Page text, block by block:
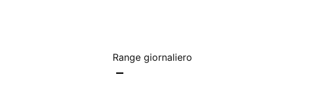
Range giornaliero
–